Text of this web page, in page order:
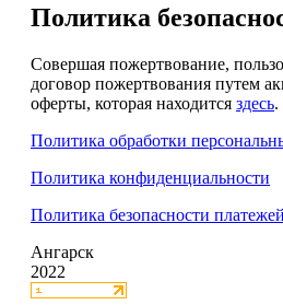
Политика
Совершая пожертвование,
договор пожертвования путем
оферты, которая находится здесь.
Политика обработки
Политика конфиденциальности
Политика безопасности платежей
Ангарск
2022